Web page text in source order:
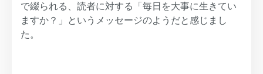
で綴られる、読者に対する「毎日を大事に生きてい
ますか？」というメッセージのようだと感じまし
た。